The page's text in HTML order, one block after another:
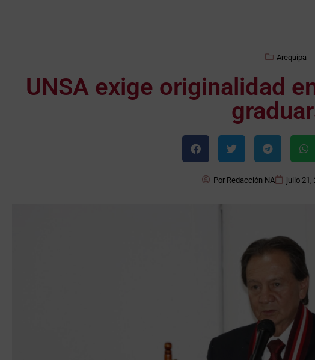
Arequipa
UNSA exige originalidad
Por Redacción NA julio 21,